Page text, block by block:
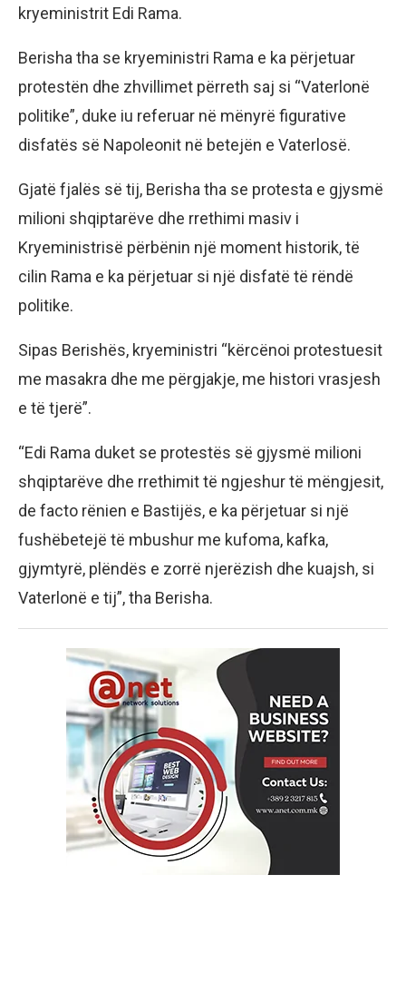
kryeministrit Edi Rama.
Berisha tha se kryeministri Rama e ka përjetuar
protestën dhe zhvillimet përreth saj si “Vaterlonë
politike”, duke iu referuar në mënyrë figurative
disfatës së Napoleonit në betejën e Vaterlosë.
Gjatë fjalës së tij, Berisha tha se protesta e gjysmë
milioni shqiptarëve dhe rrethimi masiv i
Kryeministrisë përbënin një moment historik, të
cilin Rama e ka përjetuar si një disfatë të rëndë
politike.
Sipas Berishës, kryeministri “kërcënoi protestuesit
me masakra dhe me përgjakje, me histori vrasjesh
e të tjerë”.
“Edi Rama duket se protestës së gjysmë milioni
shqiptarëve dhe rrethimit të ngjeshur të mëngjesit,
de facto rënien e Bastijës, e ka përjetuar si një
fushëbetejë të mbushur me kufoma, kafka,
gjymtyrë, plëndës e zorrë njerëzish dhe kuajsh, si
Vaterlonë e tij”, tha Berisha.